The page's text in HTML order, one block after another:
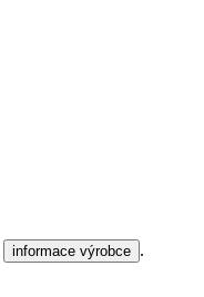
informace výrobce .